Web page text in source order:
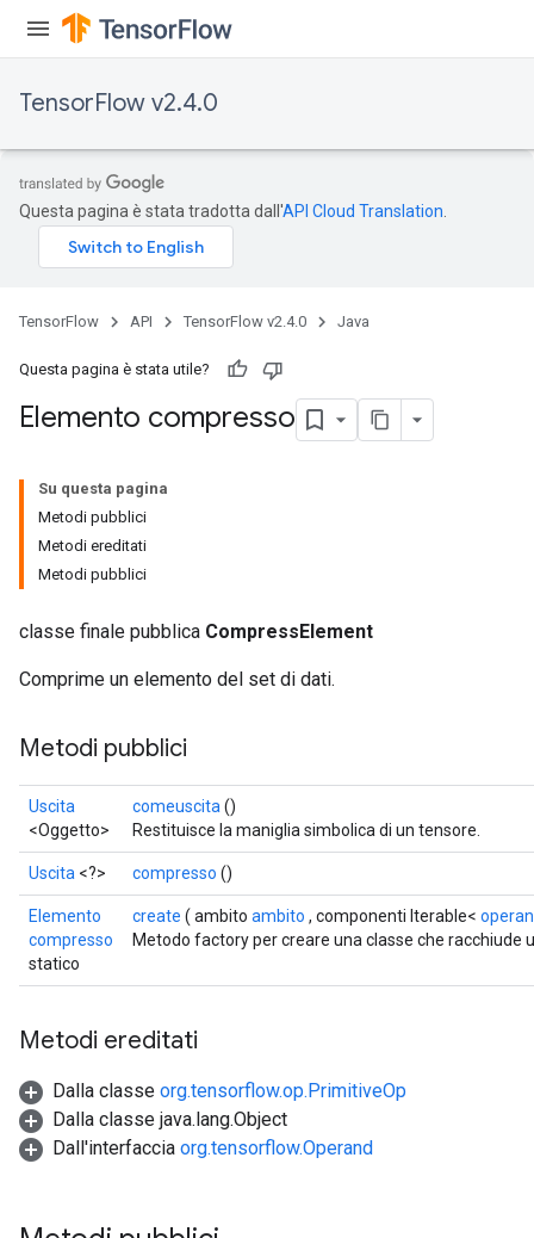
TensorFlow v2.4.0
Questa pagina è stata tradotta dall'API Cloud Translation
TensorFlow API TensorFlow v2.4.0 Java
Questa pagina è stata utile?
Elemento compresso
Su questa pagina
Metodi pubblici
Metodi ereditati
Metodi pubblici
classe finale pubblica CompressElement
Comprime un elemento del set di dati.
Metodi pubblici
Uscita
<Oggetto>
comeuscita ()
Restituisce la maniglia simbolica di un tensore.
Uscita <?> compresso ()
Elemento
compresso
statico
create ( ambito ambito , componenti Iterable<
Metodo factory per creare una classe che racchiude
Metodi ereditati
Dalla classe org.tensorflow.op.PrimitiveOp
Dalla classe java.lang.Object
Dall'interfaccia org.tensorflow.Operand